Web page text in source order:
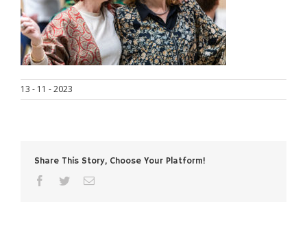
13 - 11 - 2023
Share This Story, Choose Your Platform!
facebooktwitterCorreo